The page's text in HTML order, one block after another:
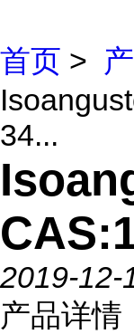
首页 >
34...
2019-12-
产品详情